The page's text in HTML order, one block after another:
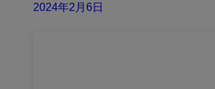
2024年2月6日